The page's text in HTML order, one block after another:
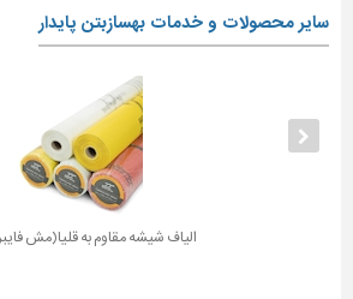
سایر محصولات و خدمات بهسازبتن پایدار
الیاف شیشه مقاوم به قلیا(مش